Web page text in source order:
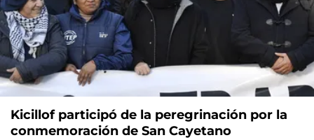
Kicillof participó de la peregrinación por la
conmemoración de San Cayetano